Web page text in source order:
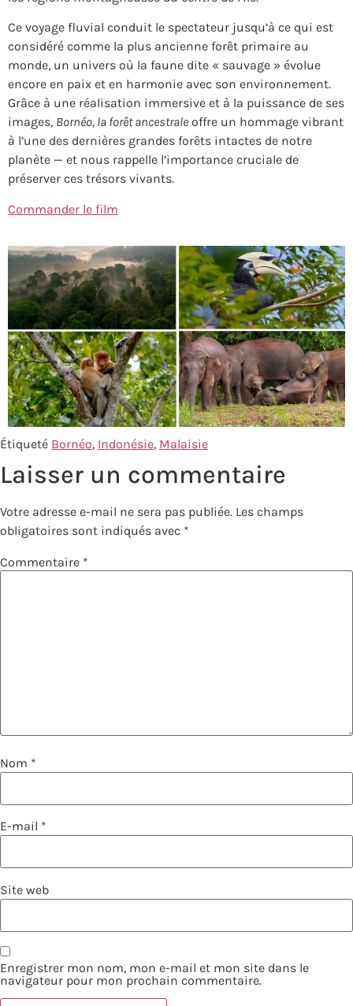
Ce voyage fluvial conduit le spectateur jusqu’à ce qui est
considéré comme la plus ancienne forêt primaire au
monde, un univers où la faune dite « sauvage » évolue
encore en paix et en harmonie avec son environnement.
Grâce à une réalisation immersive et à la puissance de ses
images, Bornéo, la forêt ancestrale offre un hommage vibrant
à l’une des dernières grandes forêts intactes de notre
planète — et nous rappelle l’importance cruciale de
préserver ces trésors vivants.
Commander le film
Étiqueté Bornéo, Indonésie, Malaisie
Laisser un commentaire
Votre adresse e-mail ne sera pas publiée. Les champs
obligatoires sont indiqués avec *
Commentaire *
Nom *
E-mail *
Site web
Enregistrer mon nom, mon e-mail et mon site dans le
navigateur pour mon prochain commentaire.